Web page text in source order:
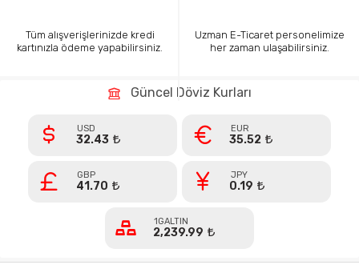
Tüm alışverişlerinizde kredi
kartınızla ödeme yapabilirsiniz.
Uzman E-Ticaret personelimize
her zaman ulaşabilirsiniz.
Güncel Döviz Kurları
USD
32.43
EUR
35.52
GBP
41.70
JPY
0.19
1GALTIN
2,239.99